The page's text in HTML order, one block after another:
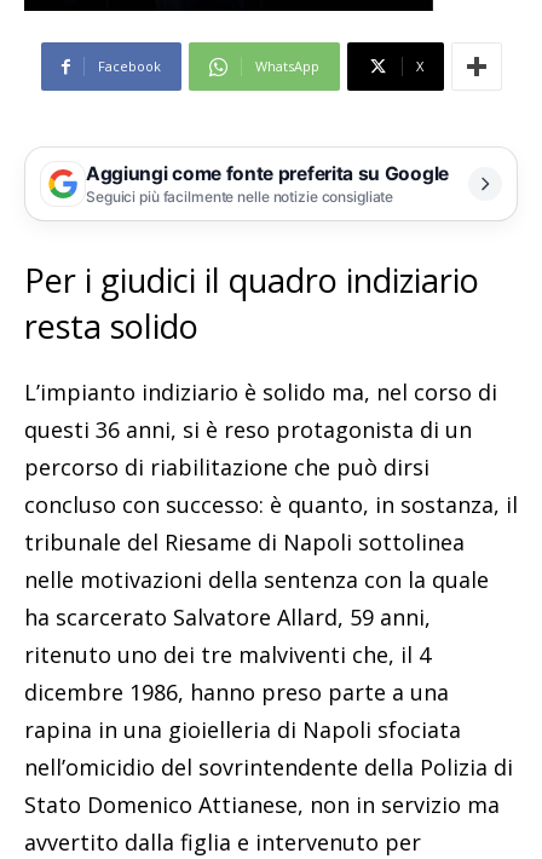
Facebook WhatsApp X
Aggiungi come fonte preferita su Google
Seguici più facilmente nelle notizie consigliate
Per i giudici il quadro indiziario
resta solido
L’impianto indiziario è solido ma, nel corso di
questi 36 anni, si è reso protagonista di un
percorso di riabilitazione che può dirsi
concluso con successo: è quanto, in sostanza, il
tribunale del Riesame di Napoli sottolinea
nelle motivazioni della sentenza con la quale
ha scarcerato Salvatore Allard, 59 anni,
ritenuto uno dei tre malviventi che, il 4
dicembre 1986, hanno preso parte a una
rapina in una gioielleria di Napoli sfociata
nell’omicidio del sovrintendente della Polizia di
Stato Domenico Attianese, non in servizio ma
avvertito dalla figlia e intervenuto per